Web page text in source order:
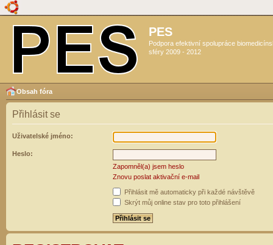
PES
Podpora efektivní spolupráce
sféry 2009 - 2012
Obsah fóra
Přihlásit se
Uživatelské jméno:
Heslo:
Zapomněl(a) jsem heslo
Znovu poslat aktivační e-mail
Přihlásit mě automaticky při každé návštěvě
Skrýt můj online stav pro toto přihlášení